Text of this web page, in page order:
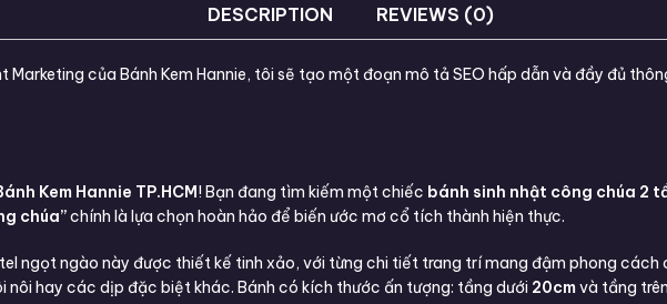
DESCRIPTION REVIEWS (0)
của Bánh Kem Hannie, tôi sẽ tạo một đoạn mô tả SEO hấp dẫn và đầy đủ
Kem Hannie TP.HCM! Bạn đang tìm kiếm một chiếc bánh sinh nhật công chúa 2
chúa”chính là lựa chọn hoàn hảo để biến ước mơ cổ tích thành hiện thực.
ngọt ngào này được thiết kế tinh xảo, với từng chi tiết trang trí mang đậm phong cách
nôi hay các dịp đặc biệt khác. Bánh có kích thước ấn tượng: tầng dưới 20cmvà tầng